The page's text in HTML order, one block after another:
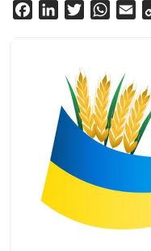
FacebookLinkedInTwitter